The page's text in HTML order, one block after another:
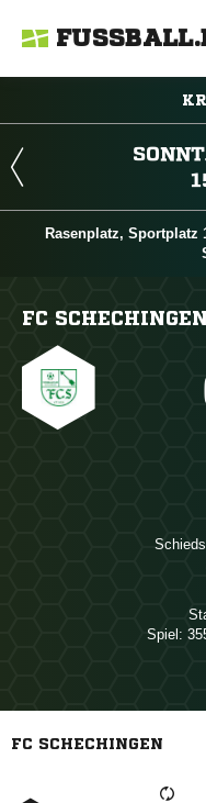
Rasenplatz, Sportplatz
FC SCHECHINGEN
Spiel:
FC SCHECHINGEN